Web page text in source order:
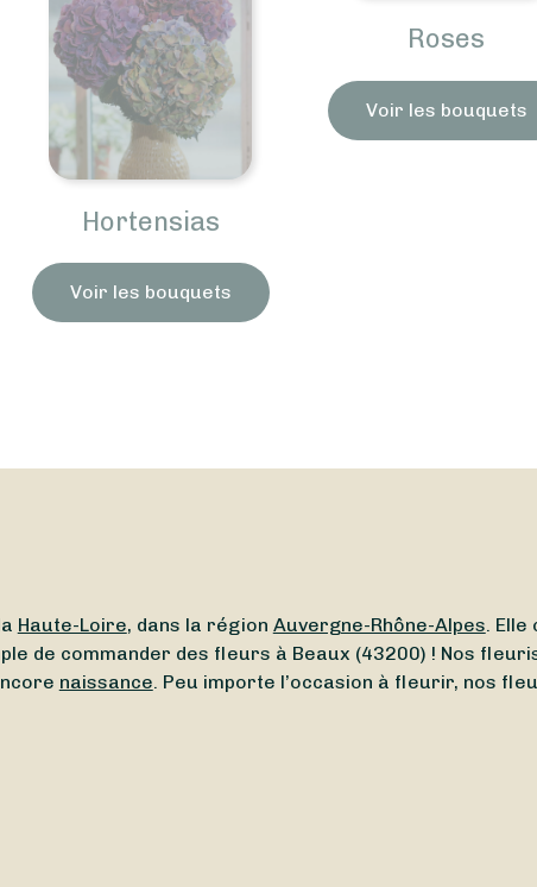
Hortensias
Voir les bouquets
Roses
Voir les bouquets
Haute-Loire, dans la région Auvergne-Rhône-Alpes .
de commander des fleurs à Beaux (43200) ! Nos
naissance . Peu importe l’occasion à fleurir, nos